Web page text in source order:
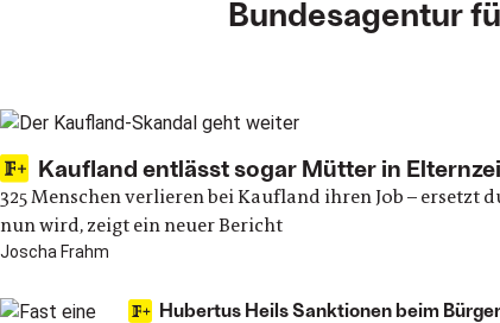
Bundesagentur
Main articles
Kaufland entlässt sogar Mütter in
325 Menschen verlieren bei Kaufland ihren Job –
nun wird, zeigt ein neuer Bericht
Joscha Frahm
Hubertus Heils Sanktionen beim